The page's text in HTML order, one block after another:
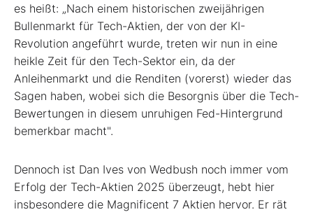
es heißt: „Nach einem historischen zweijährigen
Bullenmarkt für Tech-Aktien, der von der KI-
Revolution angeführt wurde, treten wir nun in eine
heikle Zeit für den Tech-Sektor ein, da der
Anleihenmarkt und die Renditen (vorerst) wieder das
Sagen haben, wobei sich die Besorgnis über die Tech-
Bewertungen in diesem unruhigen Fed-Hintergrund
bemerkbar macht".
Dennoch ist Dan Ives von Wedbush noch immer vom
Erfolg der Tech-Aktien 2025 überzeugt, hebt hier
insbesondere die Magnificent 7 Aktien hervor. Er rät